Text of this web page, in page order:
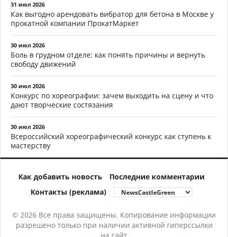
31 июл 2026
Как выгодно арендовать вибратор для бетона в Москве у
прокатной компании ПрокатМаркет
30 июл 2026
Боль в грудном отделе: как понять причины и вернуть
свободу движений
30 июл 2026
Конкурс по хореографии: зачем выходить на сцену и что
дают творческие состязания
30 июл 2026
Всероссийский хореографический конкурс как ступень к
мастерству
Как добавить новость
Последние комментарии
Контакты (реклама)
© 2026 Все права защищены. Копирование информации
разрешено только при наличии активной гиперссылки